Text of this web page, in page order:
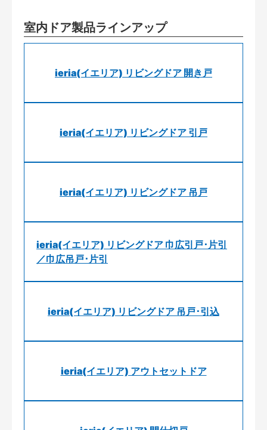
室内ドア製品ラインアップ
ieria(イエリア) リビングドア 開き戸
ieria(イエリア) リビングドア 引戸
ieria(イエリア) リビングドア 吊戸
ieria(イエリア) リビングドア 巾広引戸･片引
／巾広吊戸･片引
ieria(イエリア) リビングドア 吊戸･引込
ieria(イエリア) アウトセットドア